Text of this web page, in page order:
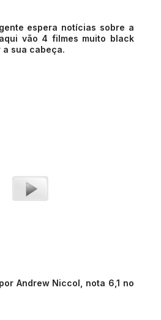
espera notícias sobre a
vão 4 filmes muito black
sua cabeça.
Andrew Niccol, nota 6,1 no